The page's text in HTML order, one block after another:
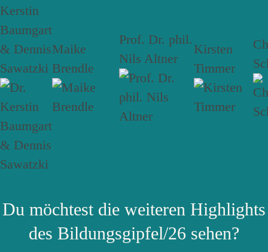
Kerstin
Baumgart
& Dennis
Sawatzki
Maike
Brendle
Prof. Dr. phil.
Nils Altner
Kirsten
Timmer
Du möchtest die weiteren Highlights
des Bildungsgipfel/26 sehen?